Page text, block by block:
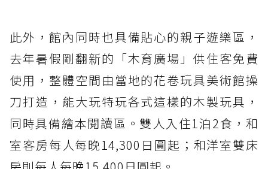
此外，館內同時也具備貼心的親子遊樂區，
去年暑假剛翻新的「木育廣場」供住客免費
使用，整體空間由當地的花卷玩具美術館操
刀打造，能大玩特玩各式這樣的木製玩具，
同時具備繪本閱讀區。雙人入住1泊2食，和
室客房每人每晚14,300日圓起；和洋室雙床